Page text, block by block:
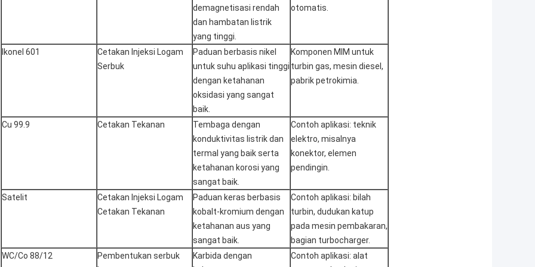
demagnetisasi rendah
dan hambatan listrik
yang tinggi.
otomatis.
Ikonel 601
Cetakan Injeksi Logam
Serbuk
Paduan berbasis nikel
untuk suhu aplikasi tinggi
dengan ketahanan
oksidasi yang sangat
baik.
Komponen MIM untuk
turbin gas, mesin diesel,
pabrik petrokimia.
Cu 99.9 Cetakan Tekanan
Tembaga dengan
konduktivitas listrik dan
termal yang baik serta
ketahanan korosi yang
sangat baik.
Contoh aplikasi: teknik
elektro, misalnya
konektor, elemen
pendingin.
Satelit
Cetakan Injeksi Logam
Cetakan Tekanan
Paduan keras berbasis
kobalt-kromium dengan
ketahanan aus yang
sangat baik.
Contoh aplikasi: bilah
turbin, dudukan katup
pada mesin pembakaran,
bagian turbocharger.
WC/Co 88/12
Pembentukan serbuk
Karbida dengan
Contoh aplikasi: alat